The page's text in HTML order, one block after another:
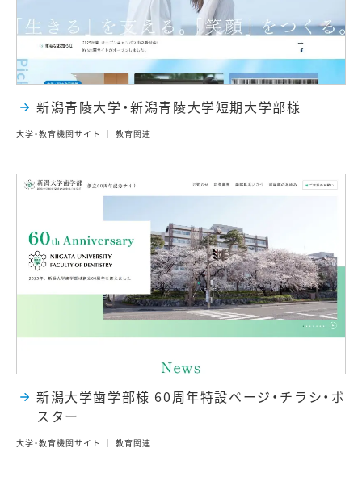
新潟青陵大学・新潟青陵大学短期大学部様
大学・教育機関サイト 教育関連
新潟大学歯学部様 60周年特設ページ・チラシ・ポ
スター
大学・教育機関サイト 教育関連